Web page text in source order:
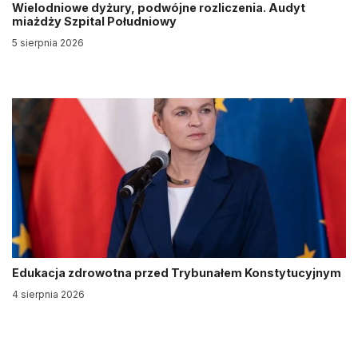
Wielodniowe dyżury, podwójne rozliczenia. Audyt
miażdży Szpital Południowy
5 sierpnia 2026
Edukacja zdrowotna przed Trybunałem Konstytucyjnym
4 sierpnia 2026